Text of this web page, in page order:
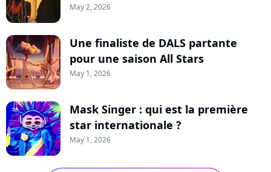
May 2, 2026
Une finaliste de DALS partante
pour une saison All Stars
May 1, 2026
Mask Singer : qui est la première
star internationale ?
May 1, 2026